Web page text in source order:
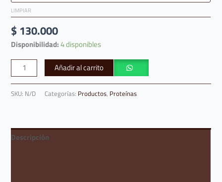
LIMPIAR
$130.000
Disponibilidad:4 disponibles
Añadir al carrito
SKU: N/D Categorías: Productos, Proteínas
Descripción